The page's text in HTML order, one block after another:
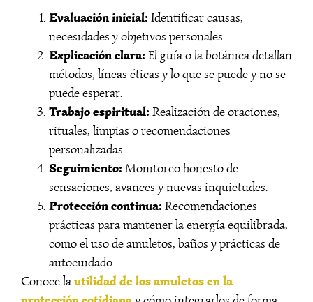
Evaluación inicial: Identificar causas,
necesidades y objetivos personales.
Explicación clara: El guía o la botánica detallan
métodos, líneas éticas y lo que se puede y no se
puede esperar.
Trabajo espiritual: Realización de oraciones,
rituales, limpias o recomendaciones
personalizadas.
Seguimiento: Monitoreo honesto de
sensaciones, avances y nuevas inquietudes.
Protección continua: Recomendaciones
prácticas para mantener la energía equilibrada,
como el uso de amuletos, baños y prácticas de
autocuidado.
Conoce lautilidad de los amuletos en la